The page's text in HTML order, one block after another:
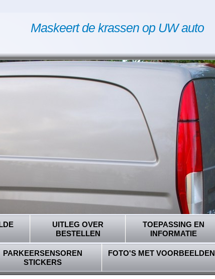
Maskeert de krassen op UW auto
UITLEG OVER
BESTELLEN
TOEPASSING EN
INFORMATIE
PARKEERSENSOREN
STICKERS
FOTO'S MET VOORBEELDEN